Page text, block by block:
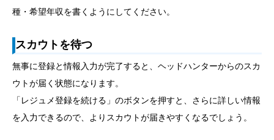
種・希望年収を書くようにしてください。
スカウトを待つ
無事に登録と情報入力が完了すると、ヘッドハンターからのスカ
ウトが届く状態になります。
「レジュメ登録を続ける」のボタンを押すと、さらに詳しい情報
を入力できるので、よりスカウトが届きやすくなるでしょう。